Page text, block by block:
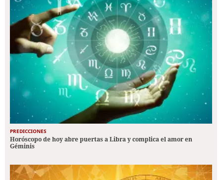
PREDICCIONES
Horóscopo de hoy abre puertas a Libra y complica el amor en
Géminis